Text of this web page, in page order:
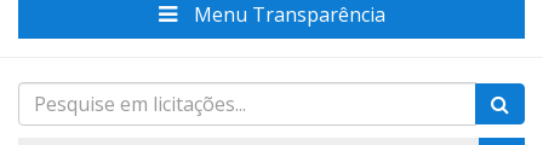
Menu Transparência